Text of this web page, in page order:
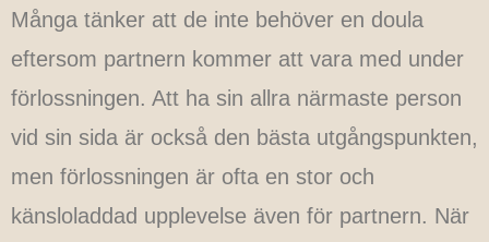
Många tänker att de inte behöver en doula
eftersom partnern kommer att vara med under
förlossningen. Att ha sin allra närmaste person
vid sin sida är också den bästa utgångspunkten,
men förlossningen är ofta en stor och
känsloladdad upplevelse även för partnern. När